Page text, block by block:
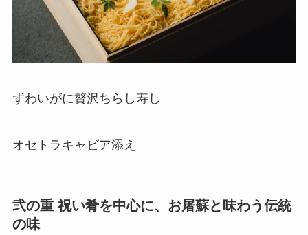
ずわいがに贅沢ちらし寿し
オセトラキャビア添え
弐の重 祝い肴を中心に、お屠蘇と味わう伝統
の味